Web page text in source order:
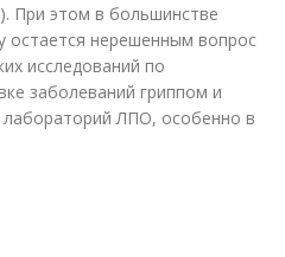
При этом в большинстве
нерешенным вопрос
исследований по
заболеваний гриппом и
ЛПО, особенно в